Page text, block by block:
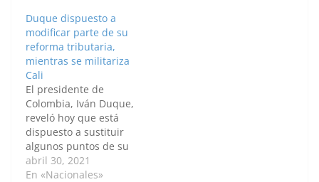
a trabajar para
permitir que nuestro
mundo siga
funcionando. Y son
esas personas con
trabajos humildes y…
Duque dispuesto a
modificar parte de su
reforma tributaria,
mientras se militariza
Cali
El presidente de
Colombia, Iván Duque,
reveló hoy que está
dispuesto a sustituir
algunos puntos de su
propuesta de reforma
tributaria, después de
abril 30, 2021
En «Nacionales»